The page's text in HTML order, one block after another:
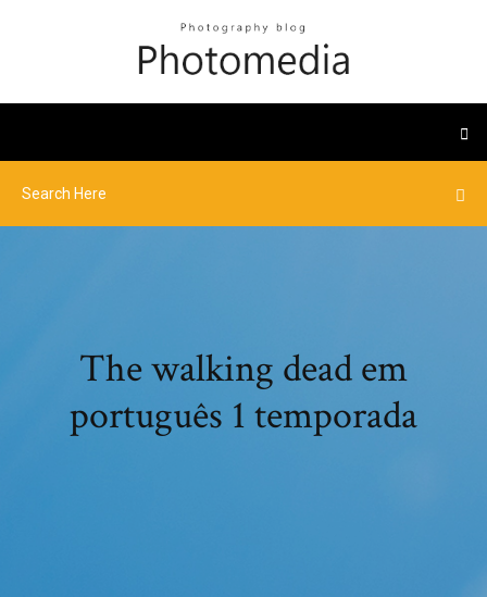
The walking dead em
português 1 temporada